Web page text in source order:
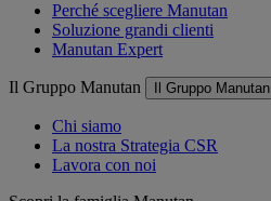
Perché scegliere Manutan
Soluzione grandi clienti
Manutan Expert
Il Gruppo Manutan Il Gruppo Manutan
Chi siamo
La nostra Strategia CSR
Lavora con noi